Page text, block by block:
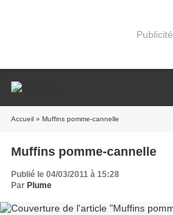
Publicité
Accueil » Muffins pomme-cannelle
Muffins pomme-cannelle
Publié le 04/03/2011 à 15:28
Par Plume